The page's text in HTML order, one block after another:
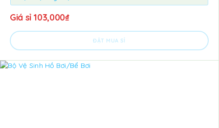
Giá sỉ 103,000₫
ĐẶT MUA SỈ